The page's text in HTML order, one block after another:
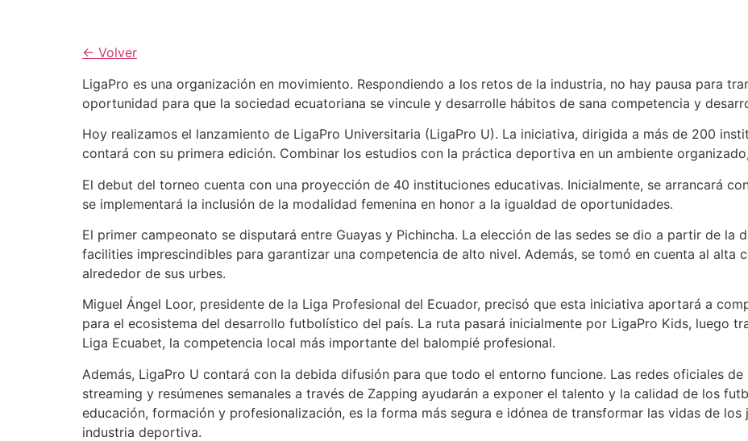
← Volver
LigaPro es una organización en movimiento. Respondiendo a los retos de la industria, no hay pausa para
oportunidad para que la sociedad ecuatoriana se vincule y desarrolle hábitos de sana competencia y
Hoy realizamos el lanzamiento de LigaPro Universitaria (LigaPro U). La iniciativa, dirigida a más de 200
contará con su primera edición. Combinar los estudios con la práctica deportiva en un ambiente
El debut del torneo cuenta con una proyección de 40 instituciones educativas. Inicialmente, se arrancará
se implementará la inclusión de la modalidad femenina en honor a la igualdad de oportunidades.
El primer campeonato se disputará entre Guayas y Pichincha. La elección de las sedes se dio a partir de la
facilities imprescindibles para garantizar una competencia de alto nivel. Además, se tomó en cuenta al alta
alrededor de sus urbes.
Miguel Ángel Loor, presidente de la Liga Profesional del Ecuador, precisó que esta iniciativa aportará a
para el ecosistema del desarrollo futbolístico del país. La ruta pasará inicialmente por LigaPro Kids, luego
Liga Ecuabet, la competencia local más importante del balompié profesional.
Además, LigaPro U contará con la debida difusión para que todo el entorno funcione. Las redes oficiales
streaming y resúmenes semanales a través de Zapping ayudarán a exponer el talento y la calidad de los
educación, formación y profesionalización, es la forma más segura e idónea de transformar las vidas de los
industria deportiva.